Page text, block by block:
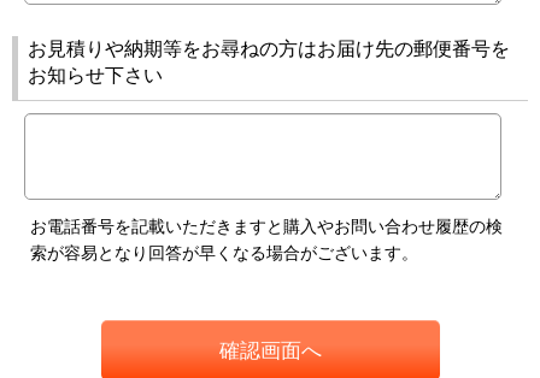
お見積りや納期等をお尋ねの方はお届け先の郵便番号を
お知らせ下さい
お電話番号を記載いただきますと購入やお問い合わせ履歴の検
索が容易となり回答が早くなる場合がございます。
確認画面へ